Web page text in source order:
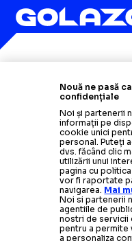
Citește mai mult
Citește mai mult
Citește mai mult
BASCHET
TULCEAS-A
CONFERENCE LEAGUE
DE LA SEXISM LA
Nouă ne pasă
confidențiale
Noi și partenerii
informații pe
cookie unici
personal. Puteți
dvs. făcând clic
utilizării unui
pagina cu
vor fi raportate
navigarea. Mai
Noi si partenerii
agentiile de
nostri de servicii
pentru a permite
a personaliza